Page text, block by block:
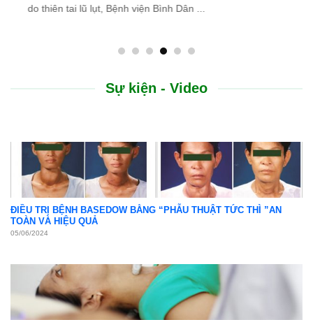
do thiên tai lũ lụt, Bệnh viện Bình Dân ...
Sự kiện - Video
ĐIỀU TRỊ BỆNH BASEDOW BẰNG “PHẪU THUẬT TỨC THÌ ”AN
TOÀN VÀ HIỆU QUẢ
05/06/2024